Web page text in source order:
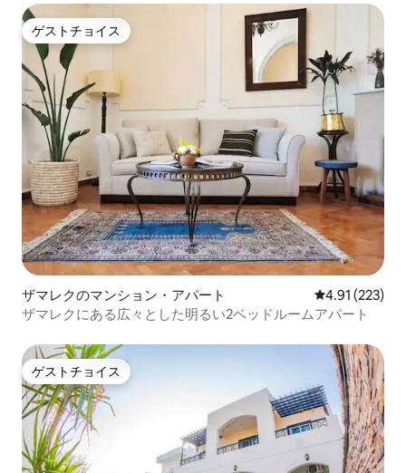
ゲストチョイス
ゲストチョイス
ザマレクのマンション・アパート レビュー223
4.91 (223)
ザマレクにある広々とした明るい2ベッドルームアパート
ゲストチョイス
ゲストチョイス